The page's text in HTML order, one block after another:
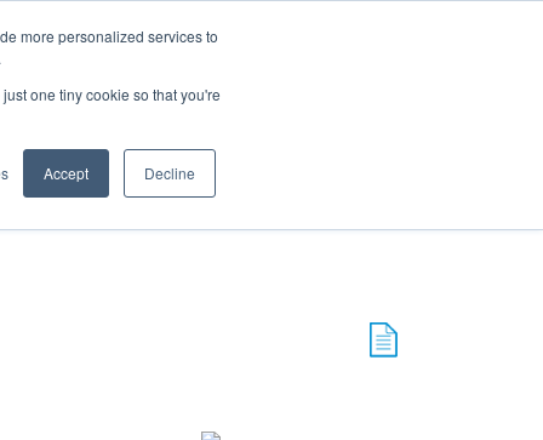
more personalized services to
one tiny cookie so that you're
Accept Decline